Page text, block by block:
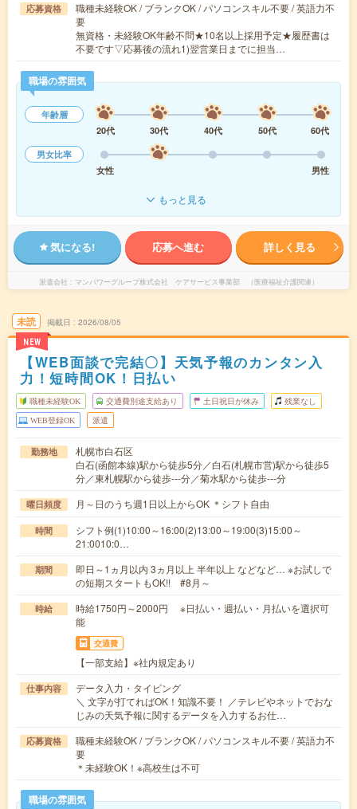
応募資格
職種未経験OK / ブランクOK / パソコンスキル不要 / 英語力不
要
無資格・未経験OK年齢不問★10名以上採用予定★履歴書は
不要です▽応募後の流れ1)翌営業日までに担当…
職場の雰囲気
年齢層
20代
30代 40代 50代
60代
男女比率
女性
男性
もっと見る
気になる! 応募へ進む 詳しく見る
派遣会社 マンパワーグループ株式会社 ケアサービス事業部 （医療福祉介護関連）
未読
NEW
掲載日 2026/08/05
【WEB面談で完結〇】天気予報のカンタン入
力！短時間OK！日払い
職種未経験OK 交通費別途支給あり 土日祝日が休み 残業なし
WEB登録OK 派遣
勤務地
札幌市白石区
白石(函館本線)駅から徒歩5分／白石(札幌市営)駅から徒歩5
分／東札幌駅から徒歩---分／菊水駅から徒歩---分
曜日頻度 月～日のうち週1日以上からOK ＊シフト自由
時間
シフト例(1)10:00～16:00(2)13:00～19:00(3)15:00～
21:0010:0…
期間
即日～1ヵ月以内 3ヵ月以上 半年以上 などなど… ※お試しで
の短期スタートもOK!! #8月～
時給
時給1750円～2000円 ※日払い・週払い・月払いを選択可
能
交通費
【一部支給】※社内規定あり
仕事内容
データ入力・タイピング
＼ 文字が打てればOK！知識不要！ ／テレビやネットでおな
じみの天気予報に関するデータを入力するお仕…
応募資格
職種未経験OK / ブランクOK / パソコンスキル不要 / 英語力不
要
＊未経験OK！※高校生は不可
職場の雰囲気